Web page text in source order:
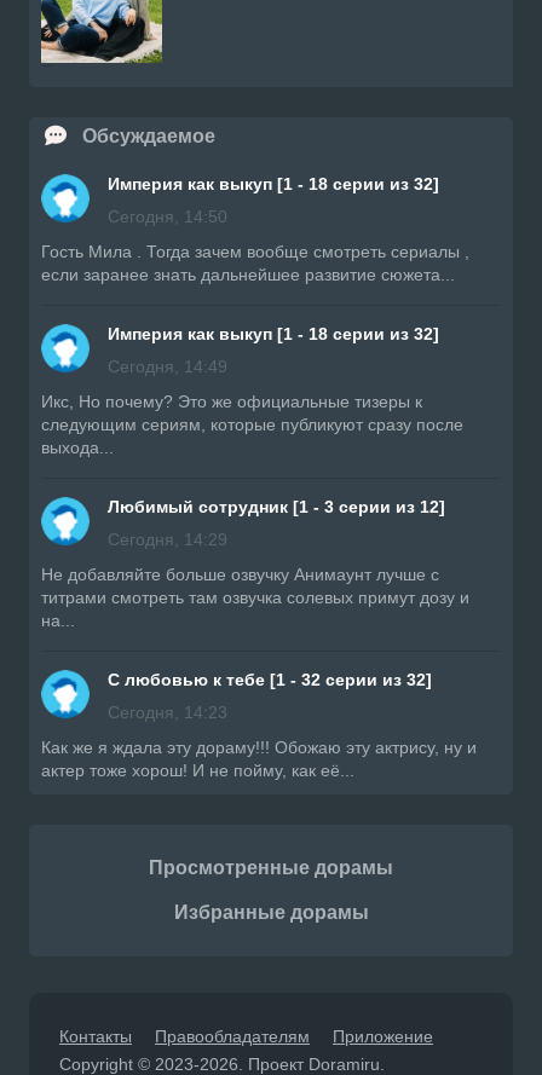
Обсуждаемое
Империя как выкуп [1 - 18 серии из 32]
Сегодня, 14:50
Гость Мила . Тогда зачем вообще смотреть сериалы ,
если заранее знать дальнейшее развитие сюжета...
Империя как выкуп [1 - 18 серии из 32]
Сегодня, 14:49
Икс, Но почему? Это же официальные тизеры к
следующим сериям, которые публикуют сразу после
выхода...
Любимый сотрудник [1 - 3 серии из 12]
Сегодня, 14:29
Не добавляйте больше озвучку Анимаунт лучше с
титрами смотреть там озвучка солевых примут дозу и
на...
С любовью к тебе [1 - 32 серии из 32]
Сегодня, 14:23
Как же я ждала эту дораму!!! Обожаю эту актрису, ну и
актер тоже хорош! И не пойму, как её...
Просмотренные дорамы
Избранные дорамы
Контакты Правообладателям
Приложение
Copyright © 2023-2026. Проект Doramiru.